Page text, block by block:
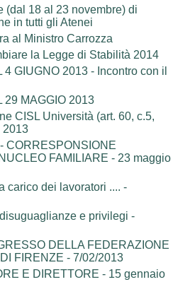
(dal 18 al 23 novembre) di
in tutti gli Atenei
al Ministro Carrozza
la Legge di Stabilità 2014
GIUGNO 2013 - Incontro con il
29 MAGGIO 2013
CISL Università (art. 60, c.5,
2013
CORRESPONSIONE
FAMILIARE - 23 maggio
carico dei lavoratori .... -
e privilegi -
DELLA FEDERAZIONE
FIRENZE - 7/02/2013
E DIRETTORE - 15 gennaio